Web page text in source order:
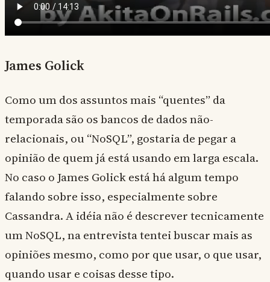
James Golick
Como um dos assuntos mais “quentes” da
temporada são os bancos de dados não-
relacionais, ou “NoSQL”, gostaria de pegar a
opinião de quem já está usando em larga escala.
No caso o James Golick está há algum tempo
falando sobre isso, especialmente sobre
Cassandra. A idéia não é descrever tecnicamente
um NoSQL, na entrevista tentei buscar mais as
opiniões mesmo, como por que usar, o que usar,
quando usar e coisas desse tipo.